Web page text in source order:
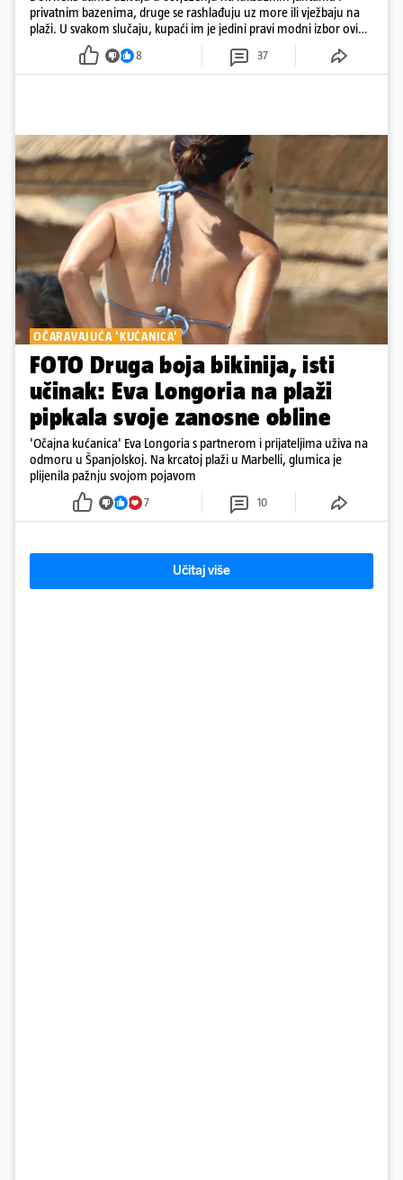
privatnim bazenima, druge se rashlađuju uz more ili vježbaju na
plaži. U svakom slučaju, kupaći im je jedini pravi modni izbor ovih
8 37
OČARAVAJUĆA 'KUĆANICA'
FOTO Druga boja bikinija, isti
učinak: Eva Longoria na plaži
pipkala svoje zanosne obline
'Očajna kućanica' Eva Longoria s partnerom i prijateljima uživa na
odmoru u Španjolskoj. Na krcatoj plaži u Marbelli, glumica je
plijenila pažnju svojom pojavom
7 10
Učitaj više